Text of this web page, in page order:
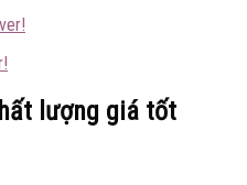
lượng giá tốt